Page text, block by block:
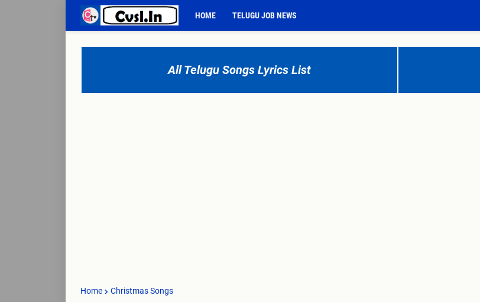
HOME TELUGU JOB NEWS
All Telugu Songs Lyrics List
Home Christmas Songs